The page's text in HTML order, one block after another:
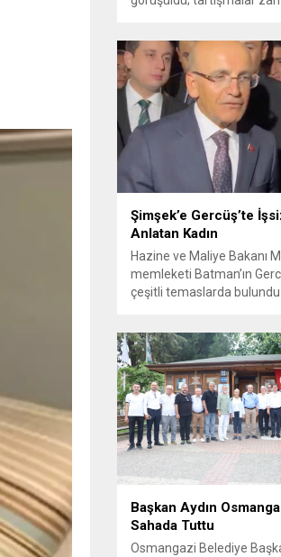
milletvekilleri arasında
yaşandı, daha sonra
Görüşme sırasında İyi Parti
milletvekilleri arasında
başladı; taraflar birbirlerini
eleştirdi. Tartışma...
Şimşek’e Gercüş’te
Anlatan Kadın
Hazine ve Maliye Bakanı
memleketi Batman’ın
çeşitli temaslarda
esnada bir yaşlı kadının
işsizliğine dair
dertlerini Kürtçe olarak
Şimşek’e aktarması,
ilgisini çekti. Şimşek ise
Başkan Aydın
Sahada Tuttu
Osmangazi Belediye